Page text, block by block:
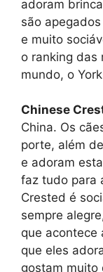
adoram
são
e muito
o ranking das
mundo, o
Chinese
China. Os
porte, além
e adoram
faz tudo para
Crested é
sempre
que acontece
que eles
gostam muito